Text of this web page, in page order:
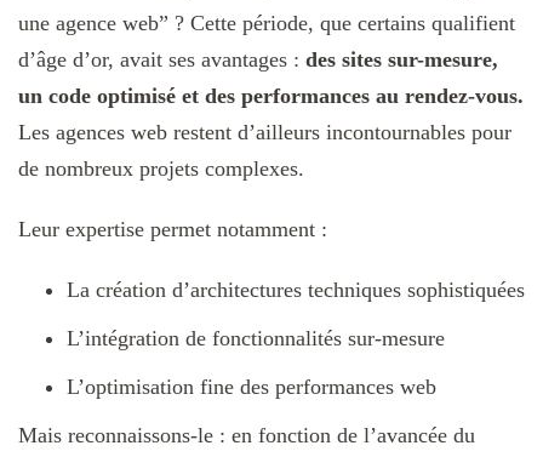
une agence web” ? Cette période, que certains qualifient
d’âge d’or, avait ses avantages : des sites sur-mesure,
un code optimisé et des performances au rendez-vous.
Les agences web restent d’ailleurs incontournables pour
de nombreux projets complexes.
Leur expertise permet notamment :
La création d’architectures techniques sophistiquées
L’intégration de fonctionnalités sur-mesure
L’optimisation fine des performances web
Mais reconnaissons-le : en fonction de l’avancée du